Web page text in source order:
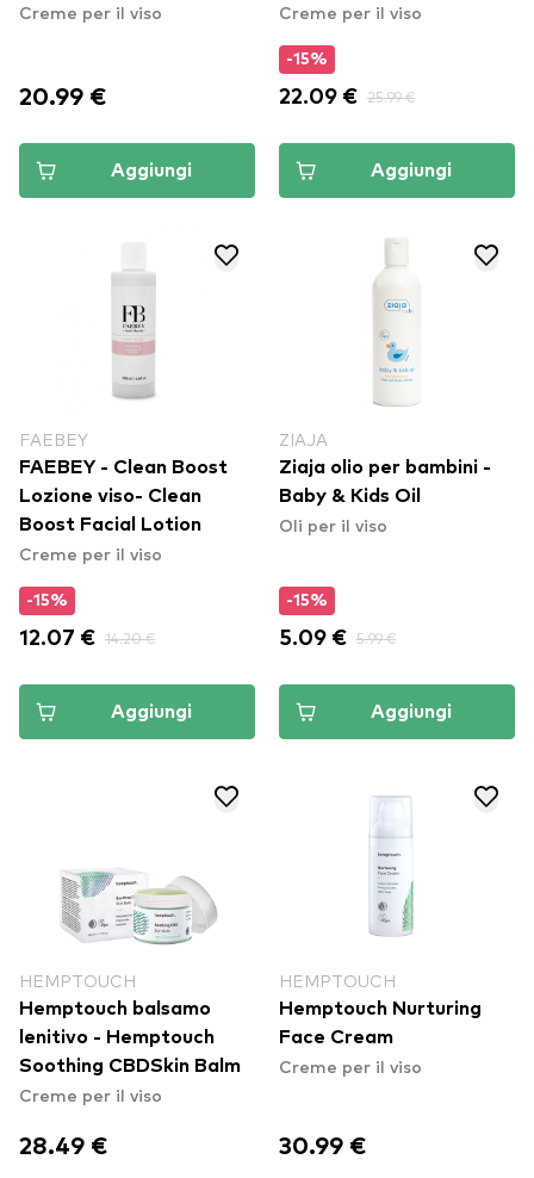
Creme per il viso
20.99 €
Aggiungi
Creme per il viso
-15%
22.09 € 25.99 €
Aggiungi
FAEBEY
FAEBEY - Clean Boost
Lozione viso- Clean
Boost Facial Lotion
Creme per il viso
-15%
12.07 € 14.20 €
Aggiungi
ZIAJA
Ziaja olio per bambini -
Baby & Kids Oil
Oli per il viso
-15%
5.09 € 5.99 €
Aggiungi
HEMPTOUCH
Hemptouch balsamo
lenitivo - Hemptouch
Soothing CBDSkin Balm
Creme per il viso
28.49 €
HEMPTOUCH
Hemptouch Nurturing
Face Cream
Creme per il viso
30.99 €